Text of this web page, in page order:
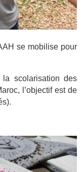
se mobilise pour
scolarisation des
l’objectif est de